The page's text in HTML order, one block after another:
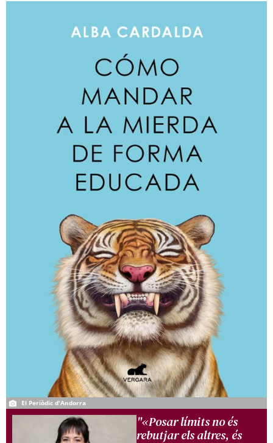
El Periòdic d'Andorra
"«Posar límits no és
rebutjar els altres, és